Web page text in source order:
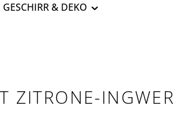
GESCHIRR & DEKO
ZITRONE-INGWER